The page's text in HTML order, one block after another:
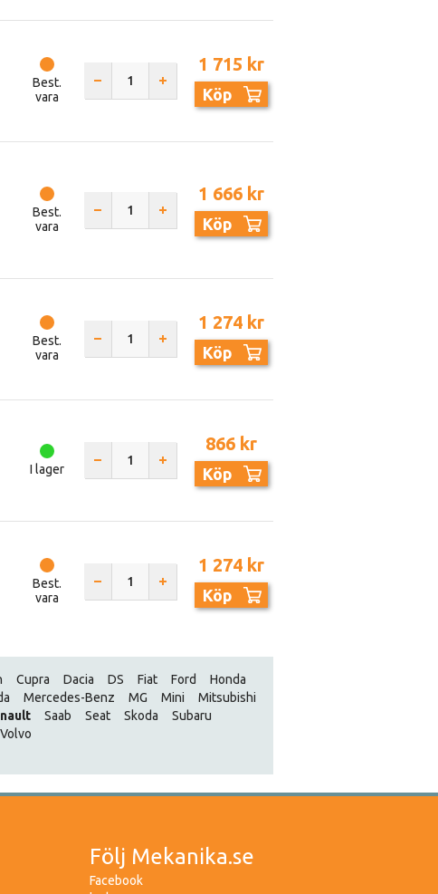
Best.
vara
1 715 kr
Köp
Best.
vara
1 666 kr
Köp
Best.
vara
1 274 kr
Köp
I lager
866 kr
Köp
Best.
vara
1 274 kr
Köp
Cupra Dacia DS Fiat Ford
Honda
Mercedes-Benz MG Mini
Mitsubishi
Saab Seat Skoda
Subaru
Volvo
Följ Mekanika.se
Facebook